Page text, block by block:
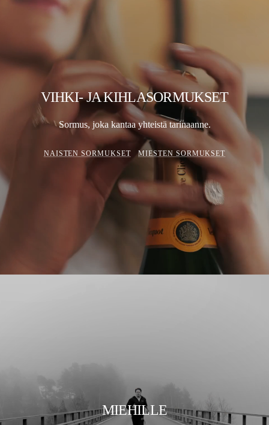
VIHKI- JA KIHLASORMUKSET
Sormus, joka kantaa yhteistä tarinaanne.
NAISTEN SORMUKSET MIESTEN SORMUKSET
MIEHILLE